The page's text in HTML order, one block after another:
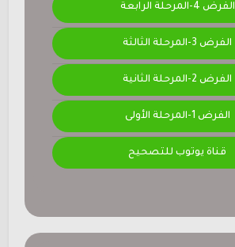
الفرض 4-المرحلة الرابعة
الفرض 3-المرحلة الثالثة
الفرض 2-المرحلة الثانية
الفرض 1-المرحلة الأولى
قناة يوتوب للتصحيح